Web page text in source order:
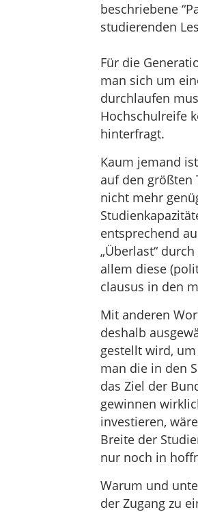
beschriebene
studierenden
Für die
man sich um
durchlaufen
Hochschulreife
hinterfragt.
Kaum jemand
auf den größten
nicht mehr
entsprechend
„Überlast“
allem diese
clausus in den
Mit anderen
deshalb
gestellt wird,
man die in den
das Ziel der
gewinnen
investieren,
Breite der
nur noch in
Warum und
der Zugang zu